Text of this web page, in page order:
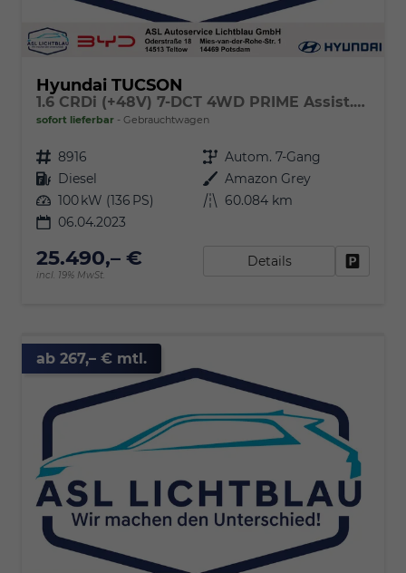
Hyundai TUCSON
1.6 CRDi (+48V) 7-DCT 4WD PRIME Assist.-Paket+ & Panoramadach
sofort lieferbar Gebrauchtwagen
Fahrzeugnr. 8916 Getriebe Autom. 7-Gang
Kraftstoff Diesel Außenfarbe Amazon Grey
Leistung 100 kW (136 PS) Kilometerstand 60.084 km
06.04.2023
25.490,– €
incl. 19% MwSt.
Details
ab 267,– € mtl.